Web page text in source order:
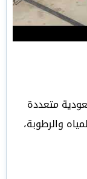
متعددة
والرطوبة،